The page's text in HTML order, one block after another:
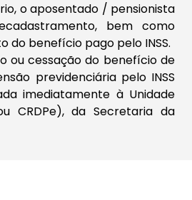
o aposentado / pensionista
bem como
do benefício pago pelo INSS.
ou cessação do benefício de
previdenciária pelo INSS
imediatamente à Unidade
CRDPe), da Secretaria da